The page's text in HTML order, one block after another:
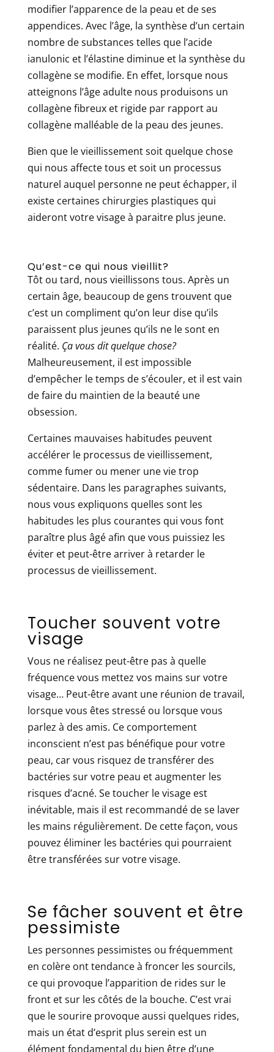
modifier l’apparence de la peau et de ses
appendices. Avec l’âge, la synthèse d’un certain
nombre de substances telles que l’acide
ianulonic et l’élastine diminue et la synthèse du
collagène se modifie. En effet, lorsque nous
atteignons l’âge adulte nous produisons un
collagène fibreux et rigide par rapport au
collagène malléable de la peau des jeunes.
Bien que le vieillissement soit quelque chose
qui nous affecte tous et soit un processus
naturel auquel personne ne peut échapper, il
existe certaines chirurgies plastiques qui
aideront votre visage à paraitre plus jeune.
Qu’est-ce qui nous vieillit?
Tôt ou tard, nous vieillissons tous. Après un
certain âge, beaucoup de gens trouvent que
c’est un compliment qu’on leur dise qu’ils
paraissent plus jeunes qu’ils ne le sont en
réalité. Ça vous dit quelque chose?
Malheureusement, il est impossible
d’empêcher le temps de s’écouler, et il est vain
de faire du maintien de la beauté une
obsession.
Certaines mauvaises habitudes peuvent
accélérer le processus de vieillissement,
comme fumer ou mener une vie trop
sédentaire. Dans les paragraphes suivants,
nous vous expliquons quelles sont les
habitudes les plus courantes qui vous font
paraître plus âgé afin que vous puissiez les
éviter et peut-être arriver à retarder le
processus de vieillissement.
Toucher souvent votre
visage
Vous ne réalisez peut-être pas à quelle
fréquence vous mettez vos mains sur votre
visage… Peut-être avant une réunion de travail,
lorsque vous êtes stressé ou lorsque vous
parlez à des amis. Ce comportement
inconscient n’est pas bénéfique pour votre
peau, car vous risquez de transférer des
bactéries sur votre peau et augmenter les
risques d’acné. Se toucher le visage est
inévitable, mais il est recommandé de se laver
les mains régulièrement. De cette façon, vous
pouvez éliminer les bactéries qui pourraient
être transférées sur votre visage.
Se fâcher souvent et être
pessimiste
Les personnes pessimistes ou fréquemment
en colère ont tendance à froncer les sourcils,
ce qui provoque l’apparition de rides sur le
front et sur les côtés de la bouche. C’est vrai
que le sourire provoque aussi quelques rides,
mais un état d’esprit plus serein est un
élément fondamental du bien être d’une